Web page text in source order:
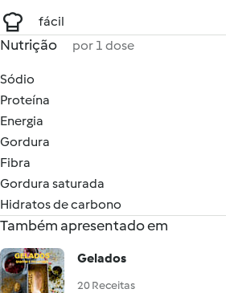
fácil
Nutrição por 1 dose
Sódio
Proteína
Energia
Gordura
Fibra
Gordura saturada
Hidratos de carbono
Também apresentado em
Gelados
20 Receitas